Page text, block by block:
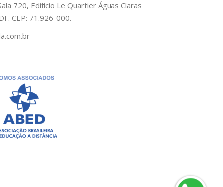
720, Edifício Le Quartier Águas Claras
CEP: 71.926-000.